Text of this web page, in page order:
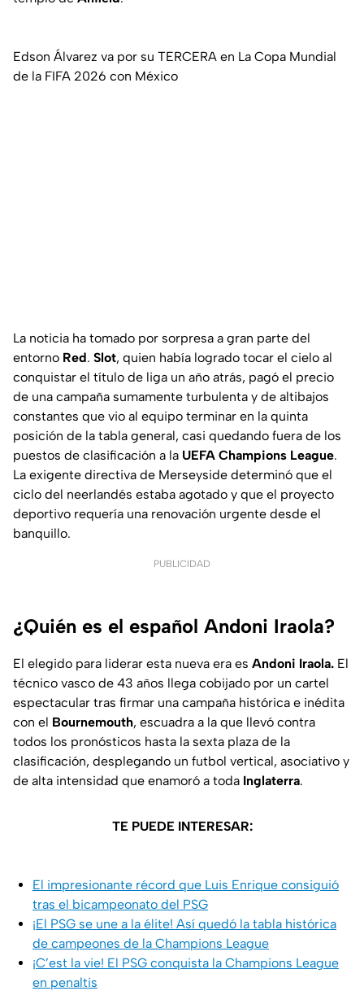
Edson Álvarez va por su TERCERA en La Copa Mundial
de la FIFA 2026 con México
La noticia ha tomado por sorpresa a gran parte del
entorno Red. Slot, quien había logrado tocar el cielo al
conquistar el título de liga un año atrás, pagó el precio
de una campaña sumamente turbulenta y de altibajos
constantes que vio al equipo terminar en la quinta
posición de la tabla general, casi quedando fuera de los
puestos de clasificación a la UEFA Champions League.
La exigente directiva de Merseyside determinó que el
ciclo del neerlandés estaba agotado y que el proyecto
deportivo requería una renovación urgente desde el
banquillo.
PUBLICIDAD
¿Quién es el español Andoni Iraola?
El elegido para liderar esta nueva era es Andoni Iraola. El
técnico vasco de 43 años llega cobijado por un cartel
espectacular tras firmar una campaña histórica e inédita
con el Bournemouth, escuadra a la que llevó contra
todos los pronósticos hasta la sexta plaza de la
clasificación, desplegando un futbol vertical, asociativo y
de alta intensidad que enamoró a toda Inglaterra.
TE PUEDE INTERESAR:
El impresionante récord que Luis Enrique consiguió
tras el bicampeonato del PSG
¡El PSG se une a la élite! Así quedó la tabla histórica
de campeones de la Champions League
¡C’est la vie! El PSG conquista la Champions League
en penaltis